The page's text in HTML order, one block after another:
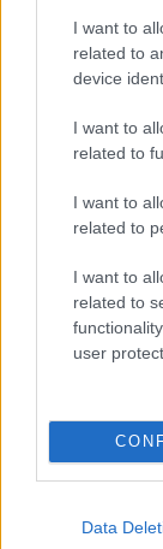
I want to
related to
device
I want to
related to
I want to
related to
I want to
related to
user
Data
Fábián,
DIVAT